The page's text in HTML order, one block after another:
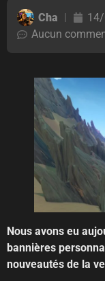
Cha
Aucun
Nous avons eu
bannières
nouveautés de la